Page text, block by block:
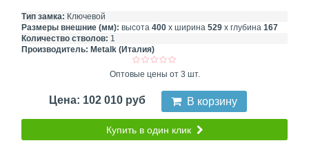
Тип замка: Ключевой
Размеры внешние (мм): высота 400 х ширина 529 х глубина 167
Количество стволов: 1
Производитель: Metalk (Италия)
Оптовые цены от 3 шт.
Цена: 102 010 руб В корзину
Купить в один клик